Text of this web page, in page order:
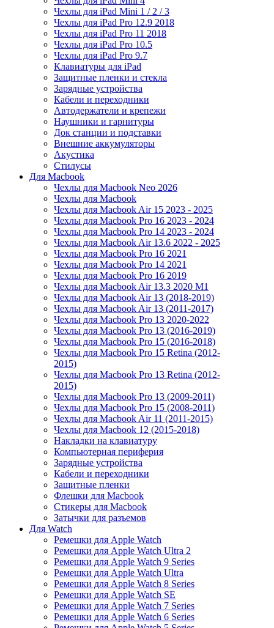
Чехлы для iPad Mini 1 / 2 / 3
Чехлы для iPad Pro 12.9 2018
Чехлы для iPad Pro 11 2018
Чехлы для iPad Pro 10.5
Чехлы для iPad Pro 9.7
Клавиатуры для iPad
Защитные пленки и стекла
Зарядные устройства
Кабели и переходники
Автодержатели и крепежи
Наушники и гарнитуры
Док станции и подставки
Внешние аккумуляторы
Акустика
Стилусы
Для Macbook
Чехлы для Macbook Neo 2026
Чехлы для Macbook
Чехлы для Macbook Air 15 2023 - 2025
Чехлы для Macbook Pro 16 2023 - 2024
Чехлы для Macbook Pro 14 2023 - 2024
Чехлы для Macbook Air 13.6 2022 - 2025
Чехлы для Macbook Pro 16 2021
Чехлы для Macbook Pro 14 2021
Чехлы для Macbook Pro 16 2019
Чехлы для Macbook Air 13.3 2020 M1
Чехлы для Macbook Air 13 (2018-2019)
Чехлы для Macbook Air 13 (2011-2017)
Чехлы для Macbook Pro 13 2020-2022
Чехлы для Macbook Pro 13 (2016-2019)
Чехлы для Macbook Pro 15 (2016-2018)
Чехлы для Macbook Pro 15 Retina (2012-
2015)
Чехлы для Macbook Pro 13 Retina (2012-
2015)
Чехлы для Macbook Pro 13 (2009-2011)
Чехлы для Macbook Pro 15 (2008-2011)
Чехлы для Macbook Air 11 (2011-2015)
Чехлы для Macbook 12 (2015-2018)
Накладки на клавиатуру
Компьютерная периферия
Зарядные устройства
Кабели и переходники
Защитные пленки
Флешки для Macbook
Стикеры для Macbook
Затычки для разъемов
Для Watch
Ремешки для Apple Watch
Ремешки для Apple Watch Ultra 2
Ремешки для Apple Watch 9 Series
Ремешки для Apple Watch Ultra
Ремешки для Apple Watch 8 Series
Ремешки для Apple Watch SE
Ремешки для Apple Watch 7 Series
Ремешки для Apple Watch 6 Series